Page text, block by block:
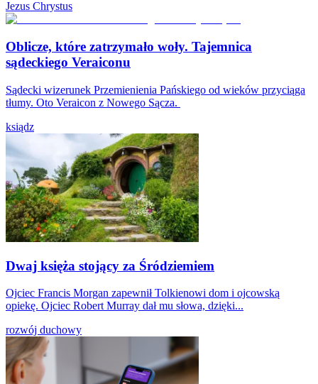
Jezus Chrystus
Oblicze, które zatrzymało woły. Tajemnica
sądeckiego Veraiconu
Sądecki wizerunek Przemienienia Pańskiego od wieków przyciąga
tłumy. Oto Veraicon z Nowego Sącza.
ksiądz
Dwaj księża stojący za Śródziemiem
Ojciec Francis Morgan zapewnił Tolkienowi dom i ojcowską
opiekę. Ojciec Robert Murray dał mu słowa, dzięki...
rozwój duchowy